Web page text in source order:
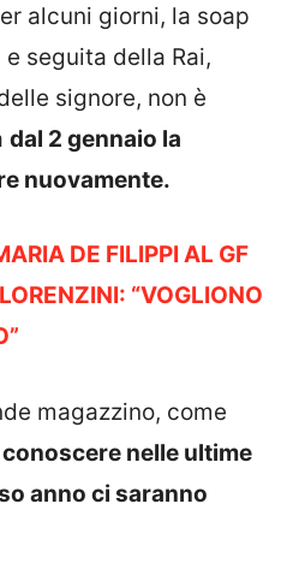
alcuni giorni, la soap
seguita della Rai,
signore, non è
dal 2 gennaio la
nuovamente.
DE FILIPPI AL GF
“VOGLIONO
magazzino, come
nelle ultime
anno ci saranno